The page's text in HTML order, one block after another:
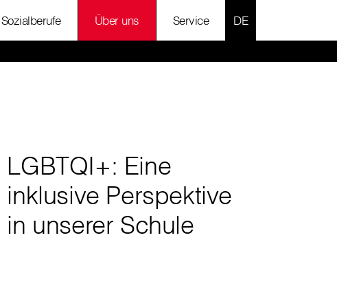
Über uns Service SPRACHE
LGBTQI+: Eine
inklusive Perspektive
in unserer Schule